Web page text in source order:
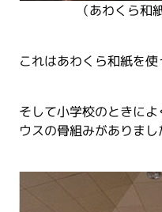
（あわくら和
これはあわくら和紙を使
そして小学校のときに
ウスの骨組みがありまし